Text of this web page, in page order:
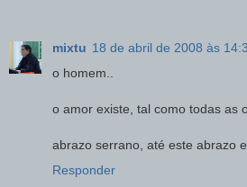
mixtu 18 de abril de 2008 às
o homem..
o amor existe, tal como todas as
abrazo serrano, até este abrazo
Responder